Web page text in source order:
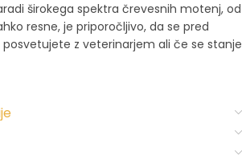
širokega spektra črevesnih motenj, od
resne, je priporočljivo, da se pred
z veterinarjem ali če se stanje